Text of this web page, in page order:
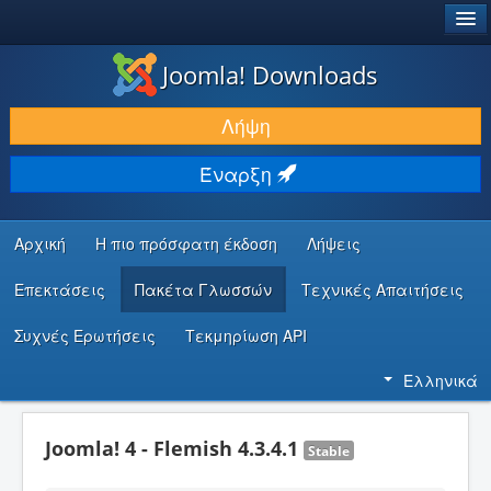
ΛΉΨΕΙΣ & ΕΠΕΚΤΆΣΕΙΣ
ΕΎΡΕΣΗ & ΜΆΘΗΣΗ
ΚΟΙΝΌΤΗΤΑ & ΥΠΟΣΤΉΡΙΞΗ
ΠΌΡΟΙ ΠΡΟΓΡΑΜΜΑΤΙΣΤΏΝ
Joomla! Downloads
Λήψη
Έναρξη
Αρχική Η πιο πρόσφατη έκδοση Λήψεις
Επεκτάσεις Πακέτα Γλωσσών Τεχνικές Απαιτήσεις
Συχνές Ερωτήσεις Τεκμηρίωση API
Ελληνικά
Joomla! 4 - Flemish 4.3.4.1 Stable